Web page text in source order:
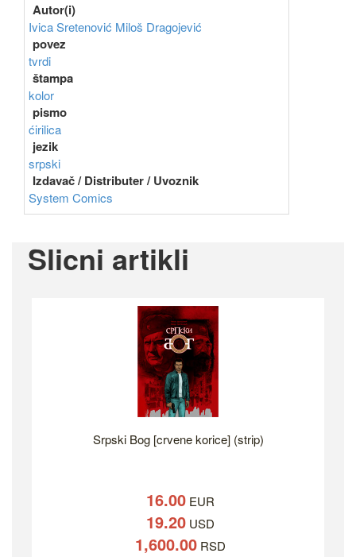
Autor(i)
Ivica Sretenović Miloš Dragojević
povez
tvrdi
štampa
kolor
pismo
ćirilica
jezik
srpski
Izdavač / Distributer / Uvoznik
System Comics
Slicni artikli
Srpski Bog [crvene korice] (strip)
16.00EUR
19.20USD
1,600.00RSD